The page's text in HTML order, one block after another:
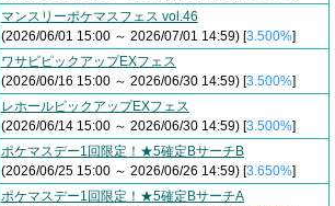
マンスリーポケマスフェス vol.46
(2026/06/01 15:00 ～ 2026/07/01 14:59) [3.500%]
ワサビピックアップEXフェス
(2026/06/16 15:00 ～ 2026/06/30 14:59) [3.500%]
レホールピックアップEXフェス
(2026/06/14 15:00 ～ 2026/06/30 14:59) [3.500%]
ポケマスデー1回限定！★5確定BサーチB
(2026/06/25 15:00 ～ 2026/06/26 14:59) [3.650%]
ポケマスデー1回限定！★5確定BサーチA